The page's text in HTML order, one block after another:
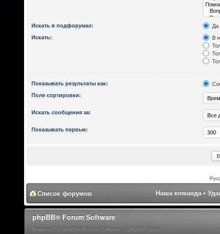
Искать в подфорумах:
Да
Искать:
В
Показывать результаты как:
Поле сортировки:
Искать сообщения за:
Показывать первые:
Список форумов Наша команда •
phpBB® Forum Software
Powered by phpBB® Forum Software © phpBB Group